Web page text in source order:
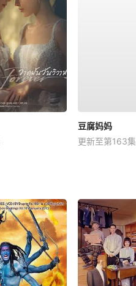
豆腐妈妈
更新至第163集